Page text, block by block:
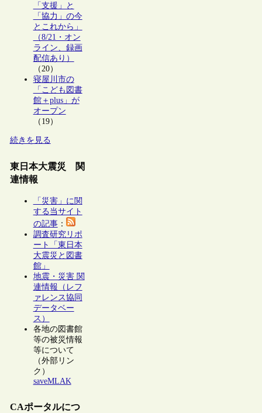
「支援」と
「協力」の今
とこれから」
（8/21・オン
ライン、録画
配信あり）
（20）
寝屋川市の
「こども図書
館＋plus」が
オープン
（19）
続きを見る
東日本大震災 関
連情報
「災害」に関
する当サイト
の記事：
調査研究リポ
ート「東日本
大震災と図書
館」
地震・災害 関
連情報（レフ
ァレンス協同
データベー
ス）
各地の図書館
等の被災情報
等について
（外部リン
ク）
saveMLAK
CAポータルにつ